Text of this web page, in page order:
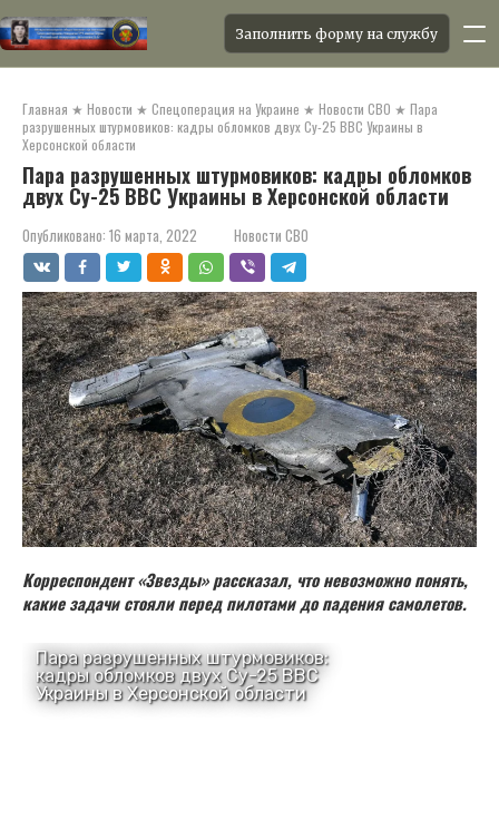
контенту
Заполнить форму на службу
Главная ★ Новости ★ Спецоперация на Украине ★ Новости СВО ★ Пара
разрушенных штурмовиков: кадры обломков двух Су-25 ВВС Украины в
Херсонской области
Пара разрушенных штурмовиков: кадры обломков
двух Су-25 ВВС Украины в Херсонской области
Опубликовано: 16 марта, 2022 Новости СВО
Корреспондент «Звезды» рассказал, что невозможно понять,
какие задачи стояли перед пилотами до падения самолетов.